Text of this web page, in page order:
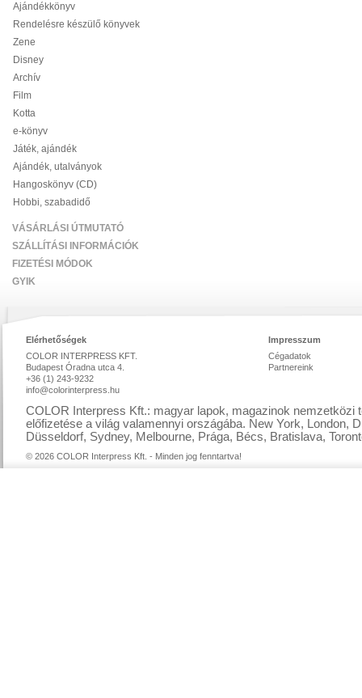
Ajándékkönyv
Rendelésre készülő könyvek
Zene
Disney
Archív
Film
Kotta
e-könyv
Játék, ajándék
Ajándék, utalványok
Hangoskönyv (CD)
Hobbi, szabadidő
VÁSÁRLÁSI ÚTMUTATÓ
SZÁLLÍTÁSI INFORMÁCIÓK
FIZETÉSI MÓDOK
GYIK
Elérhetőségek
COLOR INTERPRESS KFT.
Budapest Óradna utca 4.
+36 (1) 243-9232
info@colorinterpress.hu
Impresszum
Cégadatok
Partnereink
COLOR Interpress Kft.: magyar lapok, magazinok nemzetközi
előfizetése a világ valamennyi országába. New York, London,
Düsseldorf, Sydney, Melbourne, Prága, Bécs, Bratislava,
© 2026 COLOR Interpress Kft. - Minden jog fenntartva!